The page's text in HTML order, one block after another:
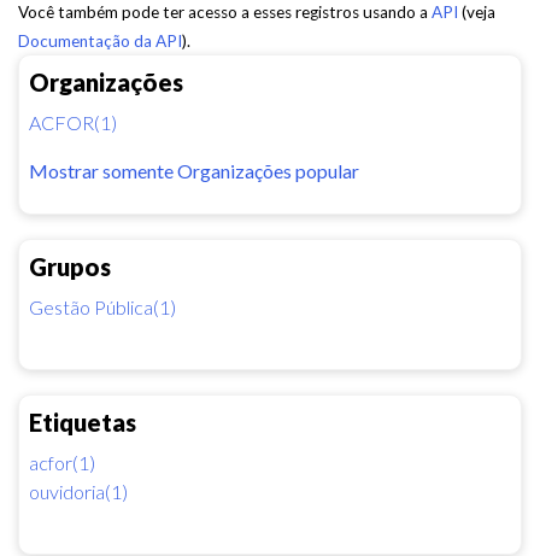
Organizações
ACFOR(1)
Mostrar somente Organizações popular
Grupos
Gestão Pública(1)
Etiquetas
acfor(1)
ouvidoria(1)
Você também pode ter acesso a esses registros usando a API (veja
Documentação da API).